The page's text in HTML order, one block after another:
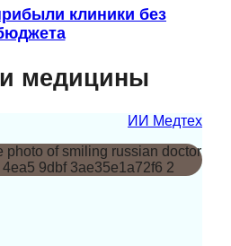
клиники без
медицины
ИИ Медтех